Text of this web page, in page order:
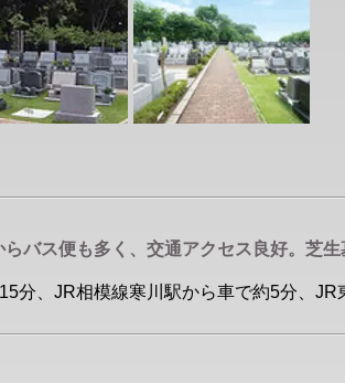
バス便も多く、交通アクセス良好。芝
分、JR相模線寒川駅から車で約5分、